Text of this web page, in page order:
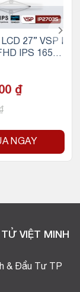
LCD 27” VSP I
IPS 165H
₫
NGAY
VIỆT MINH
& Đầu Tư TP